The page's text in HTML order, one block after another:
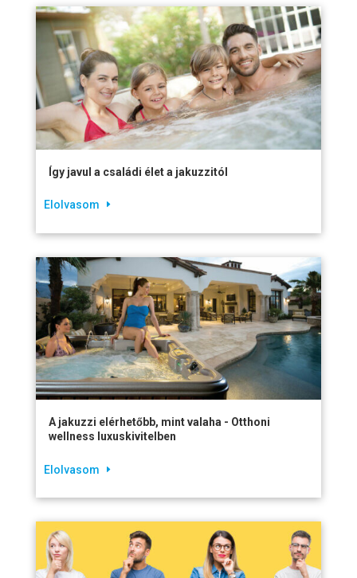
Így javul a családi élet a jakuzzitól
Elolvasom
A jakuzzi elérhetőbb, mint valaha - Otthoni
wellness luxuskivitelben
Elolvasom